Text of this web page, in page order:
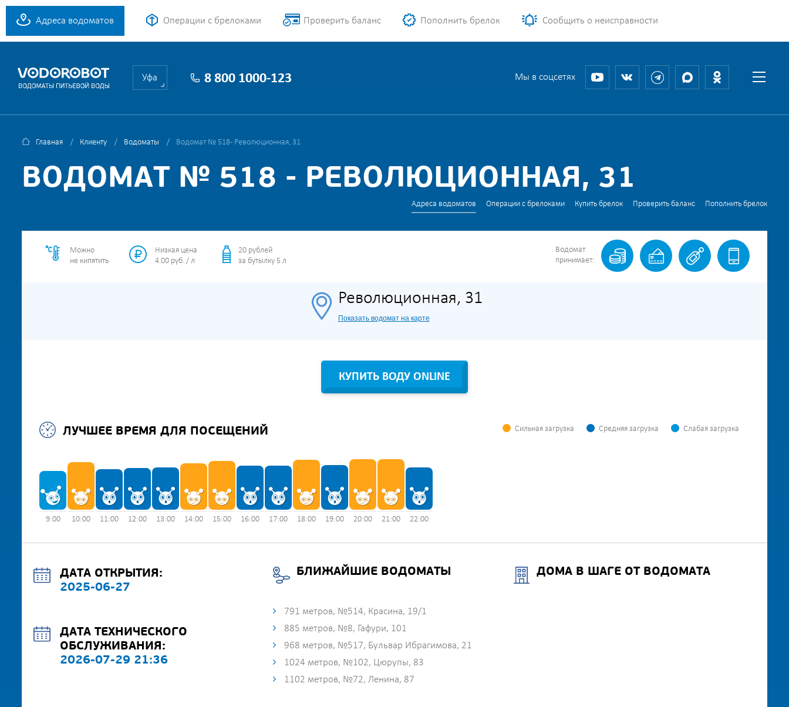
Адреса водоматов Операции с брелоками Проверить баланс Пополнить брелок Сообщить о неисправности
Уфа 8 800 1000-123 Мы в соцсетях
Главная Клиенту Водоматы Водомат № 518 - Революционная, 31
ВОДОМАТ № 518 - РЕВОЛЮЦИОННАЯ, 31
Адреса водоматов Операции с брелоками Купить брелок Проверить баланс Пополнить брелок
Можно
не кипятить
Низкая цена
4.00 руб. / л
20 рублей
за бутылку 5 л
Водомат
принимает:
Революционная, 31
Показать водомат на карте
КУПИТЬ ВОДУ ONLINE
ЛУЧШЕЕ ВРЕМЯ ДЛЯ ПОСЕЩЕНИЙ Сильная загрузка Средняя загрузка Слабая загрузка
9:00 10:00 11:00 12:00 13:00 14:00 15:00 16:00 17:00 18:00 19:00 20:00 21:00 22:00
ДАТА ОТКРЫТИЯ:
2025-06-27
ДАТА ТЕХНИЧЕСКОГО
ОБСЛУЖИВАНИЯ:
2026-07-29 21:36
БЛИЖАЙШИЕ ВОДОМАТЫ
791 метров, №514, Красина, 19/1
885 метров, №8, Гафури, 101
968 метров, №517, Бульвар Ибрагимова, 21
1024 метров, №102, Цюрупы, 83
1102 метров, №72, Ленина, 87
ДОМА В ШАГЕ ОТ ВОДОМАТА